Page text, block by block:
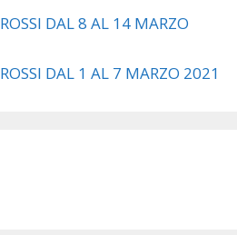
DAL 8 AL 14 MARZO
DAL 1 AL 7 MARZO 2021